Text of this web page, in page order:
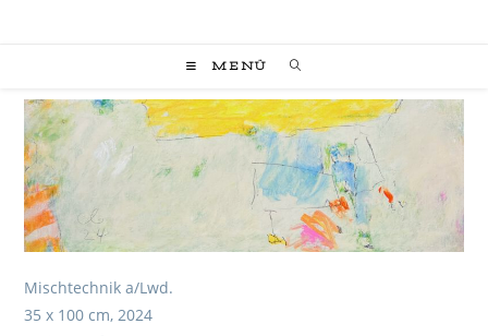
MENÜ
Mischtechnik a/Lwd.
35 x 100 cm, 2024